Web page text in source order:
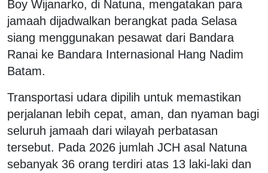
Boy Wijanarko, di Natuna, mengatakan para
jamaah dijadwalkan berangkat pada Selasa
siang menggunakan pesawat dari Bandara
Ranai ke Bandara Internasional Hang Nadim
Batam.
Transportasi udara dipilih untuk memastikan
perjalanan lebih cepat, aman, dan nyaman bagi
seluruh jamaah dari wilayah perbatasan
tersebut. Pada 2026 jumlah JCH asal Natuna
sebanyak 36 orang terdiri atas 13 laki-laki dan